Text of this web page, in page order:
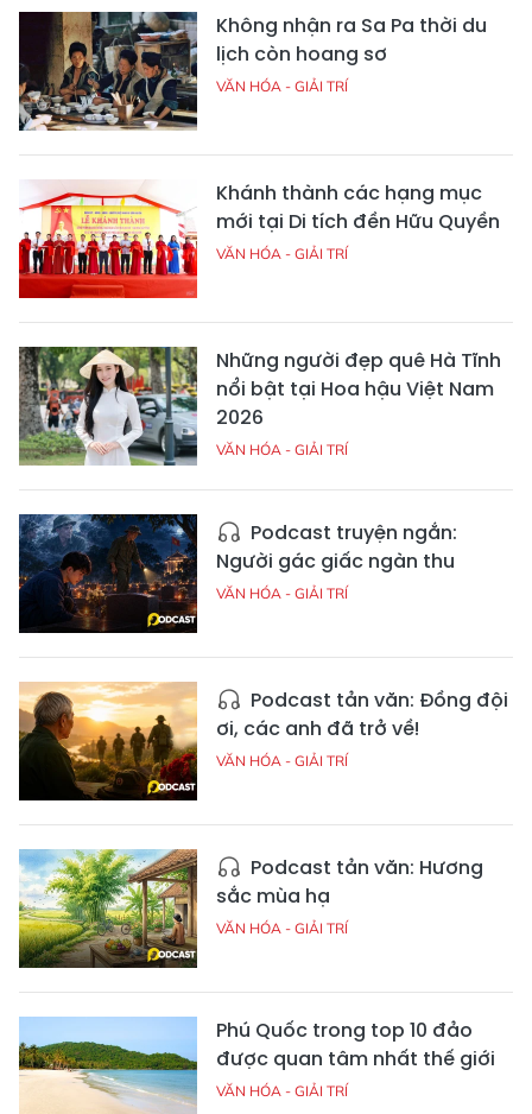
Không nhận ra Sa Pa thời du
lịch còn hoang sơ
VĂN HÓA - GIẢI TRÍ
Khánh thành các hạng mục
mới tại Di tích đền Hữu Quyền
VĂN HÓA - GIẢI TRÍ
Những người đẹp quê Hà Tĩnh
nổi bật tại Hoa hậu Việt Nam
2026
VĂN HÓA - GIẢI TRÍ
Podcast truyện ngắn:
Người gác giấc ngàn thu
VĂN HÓA - GIẢI TRÍ
Podcast tản văn: Đồng đội
ơi, các anh đã trở về!
VĂN HÓA - GIẢI TRÍ
Podcast tản văn: Hương
sắc mùa hạ
VĂN HÓA - GIẢI TRÍ
Phú Quốc trong top 10 đảo
được quan tâm nhất thế giới
VĂN HÓA - GIẢI TRÍ